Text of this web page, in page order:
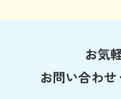
お気
お問い合わせ